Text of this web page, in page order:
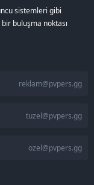
sistemleri gibi
buluşma noktası
reklam@pvpers.gg
tuzel@pvpers.gg
ozel@pvpers.gg